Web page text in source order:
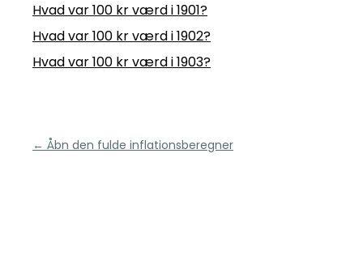
Hvad var 100 kr værd i 1901?
Hvad var 100 kr værd i 1902?
Hvad var 100 kr værd i 1903?
← Åbn den fulde inflationsberegner